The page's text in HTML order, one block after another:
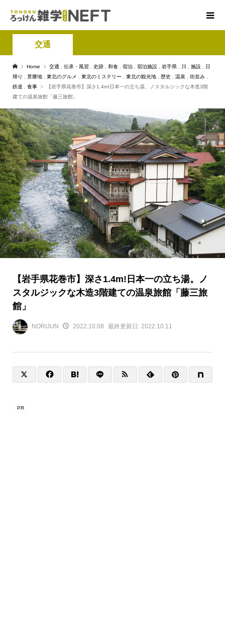
交通
Home 交通 伝承・風習 史跡 和食 宿泊 宿泊施設 岩手県 川 施設
日
帰り
景勝地 東北のグルメ 東北のミステリー 東北の観光地 歴史 温泉 街並み
鉄道
食事
【岩手県花巻市】深さ1.4m!日本一の立ち湯。ノスタルジックな木造3階
建ての温泉旅館「藤三旅館」
【岩手県花巻市】深さ1.4m!日本一の立ち湯。ノ
スタルジックな木造3階建ての温泉旅館「藤三旅
館」
NORIJUN 2022.10.08 最終更新日: 2022.10.11